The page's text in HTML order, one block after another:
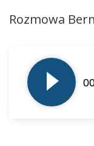
Rozmowa
plików
dźwiękowych